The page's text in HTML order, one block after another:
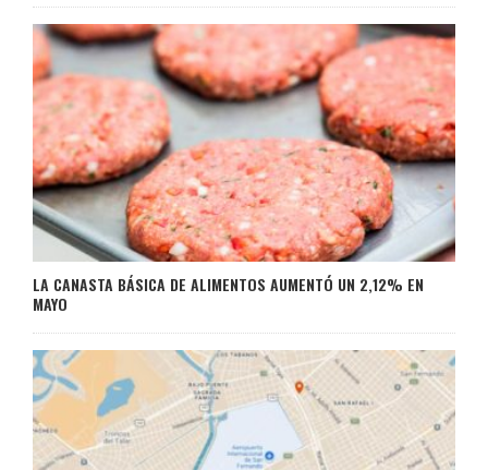
LA CANASTA BÁSICA DE ALIMENTOS AUMENTÓ UN 2,12% EN
MAYO